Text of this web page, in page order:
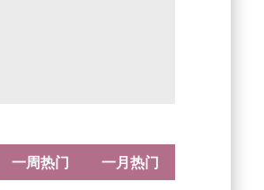
一周热门 一月热门